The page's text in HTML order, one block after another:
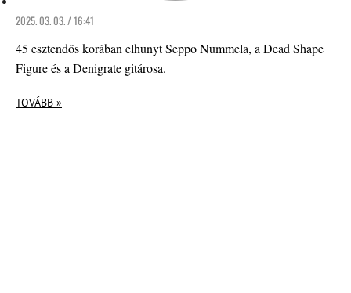
2025. 03. 03. / 16:41
45 esztendős korában elhunyt Seppo Nummela, a Dead Shape
Figure és a Denigrate gitárosa.
TOVÁBB »